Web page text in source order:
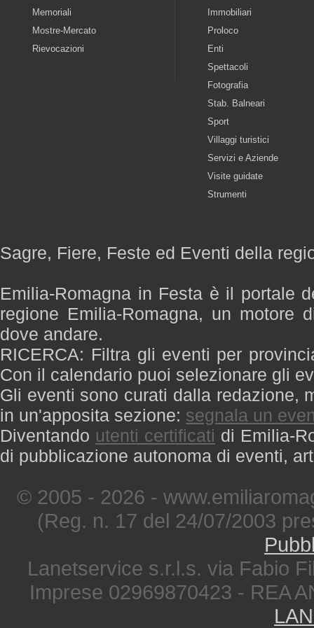
Memoriali
Mostre-Mercato
Rievocazioni
Immobiliari
Proloco
Enti
Spettacoli
Fotografia
Stab. Balneari
Sport
Villaggi turistici
Servizi e Aziende
Visite guidate
Strumenti
Sagre, Fiere, Feste ed Eventi della
Emilia-Romagna in Festa è il portale
regione Emilia-Romagna, un motore
dove andare.
RICERCA: Filtra gli eventi per
Con il calendario puoi selezionare gli
Gli eventi sono curati dalla redazione,
in un'apposita sezione: segnala un
Diventando utenti certificati di Emilia-
di pubblicazione autonoma di eventi,
© 2005 - 2026 -
(Reg. n. 17 del 24/07/2003
Lanetservice s.r.l.s. via Fabio
Imprese 02969870423 - REA